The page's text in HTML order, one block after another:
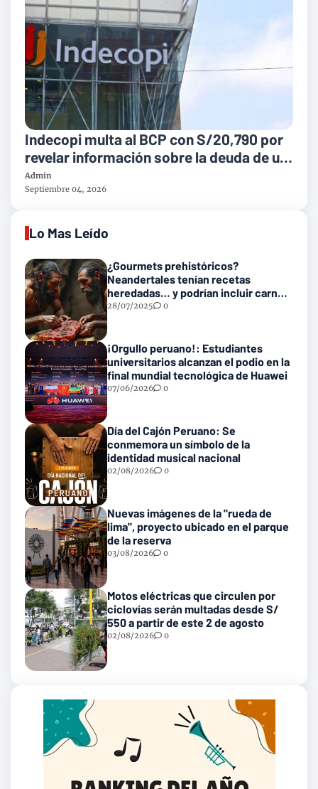
Indecopi multa al BCP con S/20,790 por
revelar información sobre la deuda de un
cliente
Admin
Septiembre 04, 2026
Lo Mas Leído
¿Gourmets prehistóricos?
Neandertales tenían recetas
heredadas… y podrían incluir carne
con gusanos
28/07/2025 0
¡Orgullo peruano!: Estudiantes
universitarios alcanzan el podio en la
final mundial tecnológica de Huawei
07/06/2026 0
Día del Cajón Peruano: Se
conmemora un símbolo de la
identidad musical nacional
02/08/2026 0
Nuevas imágenes de la "rueda de
lima", proyecto ubicado en el parque
de la reserva
03/08/2026 0
Motos eléctricas que circulen por
ciclovías serán multadas desde S/
550 a partir de este 2 de agosto
02/08/2026 0